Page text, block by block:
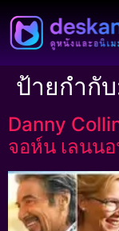
ป้ายกำกั
Danny
จอห์น เลนน